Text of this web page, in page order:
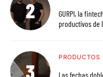
GURPI, la fintech argentina,
productivos de
PRODUCTOS
Las fechas